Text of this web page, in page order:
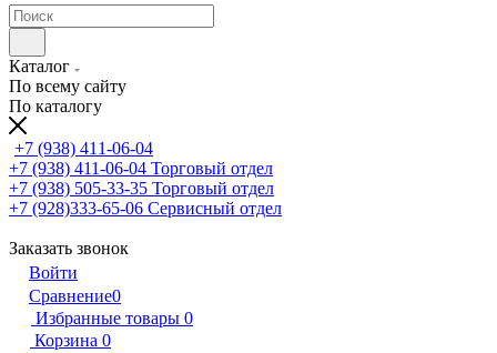
Каталог
По всему сайту
По каталогу
+7 (938) 411-06-04
+7 (938) 411-06-04 Торговый отдел
+7 (938) 505-33-35 Торговый отдел
+7 (928)333-65-06 Сервисный отдел
Заказать звонок
Войти
Сравнение0
Избранные товары 0
Корзина 0